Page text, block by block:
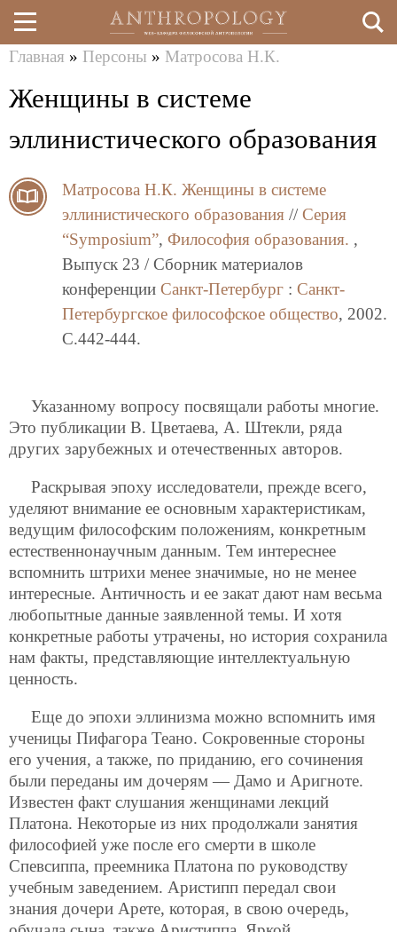
Перейти
к
здесь
Главная » Персоны » Матросова Н.К.
Женщины в системе
эллинистического образования
Матросова Н.К. Женщины в системе
эллинистического образования // Серия
“Symposium”, Философия образования. ,
Выпуск 23 / Сборник материалов
конференции Санкт-Петербург : Санкт-
Петербургское философское общество, 2002.
C.442-444.
Указанному вопросу посвящали работы многие.
Это публикации В. Цветаева, А. Штекли, ряда
других зарубежных и отечественных авторов.
Раскрывая эпоху исследователи, прежде всего,
уделяют внимание ее основным характеристикам,
ведущим философским положениям, конкретным
естественнонаучным данным. Тем интереснее
вспомнить штрихи менее значимые, но не менее
интересные. Античность и ее закат дают нам весьма
любопытные данные заявленной темы. И хотя
конкретные работы утрачены, но история сохранила
нам факты, представляющие интеллектуальную
ценность.
Еще до эпохи эллинизма можно вспомнить имя
ученицы Пифагора Теано. Сокровенные стороны
его учения, а также, по приданию, его сочинения
были переданы им дочерям — Дамо и Аригноте.
Известен факт слушания женщинами лекций
Платона. Некоторые из них продолжали занятия
философией уже после его смерти в школе
Спевсиппа, преемника Платона по руководству
учебным заведением. Аристипп передал свои
знания дочери Арете, которая, в свою очередь,